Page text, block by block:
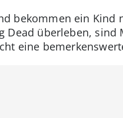
bekommen ein Kind
Dead überleben,
eine